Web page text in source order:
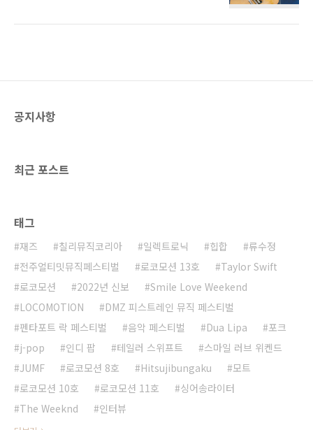
[Misty Blue] 발매 직전의 음감회 같던 서울 콘서
면서 발표한 첫 EP [Typical of Me]로 음악 팬
공지사항
최근 포스트
태그
재즈 칠리뮤직코리아 일렉트로닉 힙합
류수정
전주얼티밋뮤직페스티벌
로코모션 13호
Taylor Swift
로코모션
2022년 신보
Smile Love Weekend
LOCOMOTION
DMZ 피스트레인 뮤직 페스티벌
펜타포트 락 페스티벌
음악 페스티벌 Dua Lipa
포크
j-pop
인디 팝 테일러 스위프트
스마일 러브 위켄드
JUMF
로코모션 8호 Hitsujibungaku
모트
로코모션 10호
로코모션 11호
싱어송라이터
The Weeknd
인터뷰